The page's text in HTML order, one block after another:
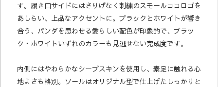
す。履き口サイドにはさりげなく刺繍のスモールココロゴを
あしらい、上品なアクセントに。ブラックとホワイトが響き
合う、パンダを思わせる愛らしい配色が印象的で、ブラッ
ク・ホワイトいずれのカラーも見逃せない完成度です。
内側にはやわらかなシープスキンを使用し、素足に触れる心
地よさも格別。ソールはオリジナル型で仕上げたしっかりと